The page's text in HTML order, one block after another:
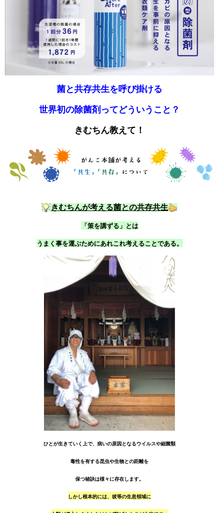
菌と共存共生を呼び掛ける
世界初の除菌剤ってどういうこと？
きむちん教えて！
きむちんが考える菌との共存共生
「策を講ずる」とは
うまく事を運ぶためにあれこれ考えることである。
ひとが生きていく上で、病いの原因となるウイルスや細菌類
毒性を有する昆虫や生物との距離を
保つ秘訣は様々に存在します。
しかし根本的には、彼等の生息領域に